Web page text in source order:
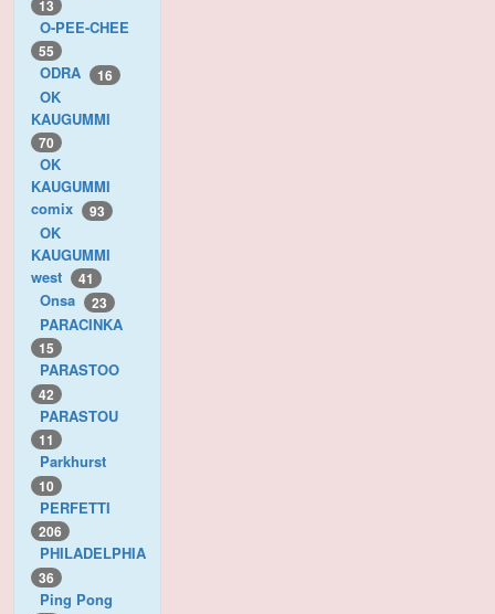
13
O-PEE-CHEE
55
ODRA 16
OK
KAUGUMMI
70
OK
KAUGUMMI
comix
93
OK
KAUGUMMI
west
41
Onsa 23
PARACINKA
15
PARASTOO
42
PARASTOU
11
Parkhurst
10
PERFETTI
206
PHILADELPHIA
36
Ping Pong